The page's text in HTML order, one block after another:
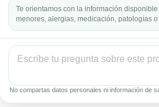
Te orientamos con la información
menores, alergias, medicación, patologías
No compartas datos personales ni información de